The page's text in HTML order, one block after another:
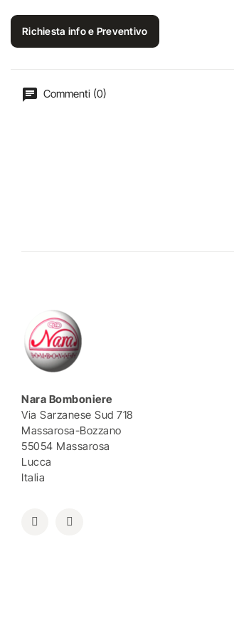
Richiesta info e Preventivo
Commenti (0)
Nara Bomboniere
Via Sarzanese Sud 718
Massarosa-Bozzano
55054 Massarosa
Lucca
Italia